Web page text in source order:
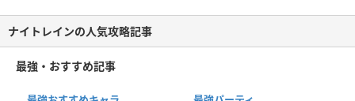
ナイトレインの人気攻略記事
最強・おすすめ記事